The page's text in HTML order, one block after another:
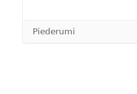
Piederumi